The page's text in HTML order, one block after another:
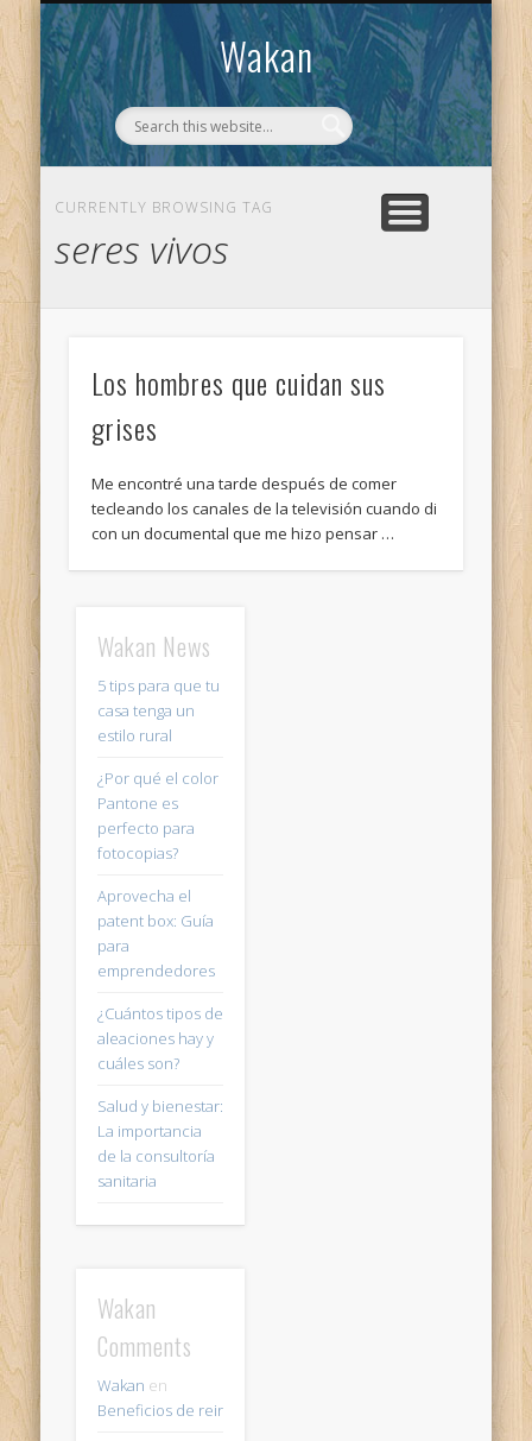
Wakan
WAKAN
CONTACTO
CURRENTLY BROWSING TAG
seres vivos
Los hombres que cuidan sus
grises
Me encontré una tarde después de comer
tecleando los canales de la televisión cuando di
con un documental que me hizo pensar …
Wakan News
5 tips para que tu
casa tenga un
estilo rural
¿Por qué el color
Pantone es
perfecto para
fotocopias?
Aprovecha el
patent box: Guía
para
emprendedores
¿Cuántos tipos de
aleaciones hay y
cuáles son?
Salud y bienestar:
La importancia
de la consultoría
sanitaria
Wakan
Comments
Wakan en
Beneficios de reir